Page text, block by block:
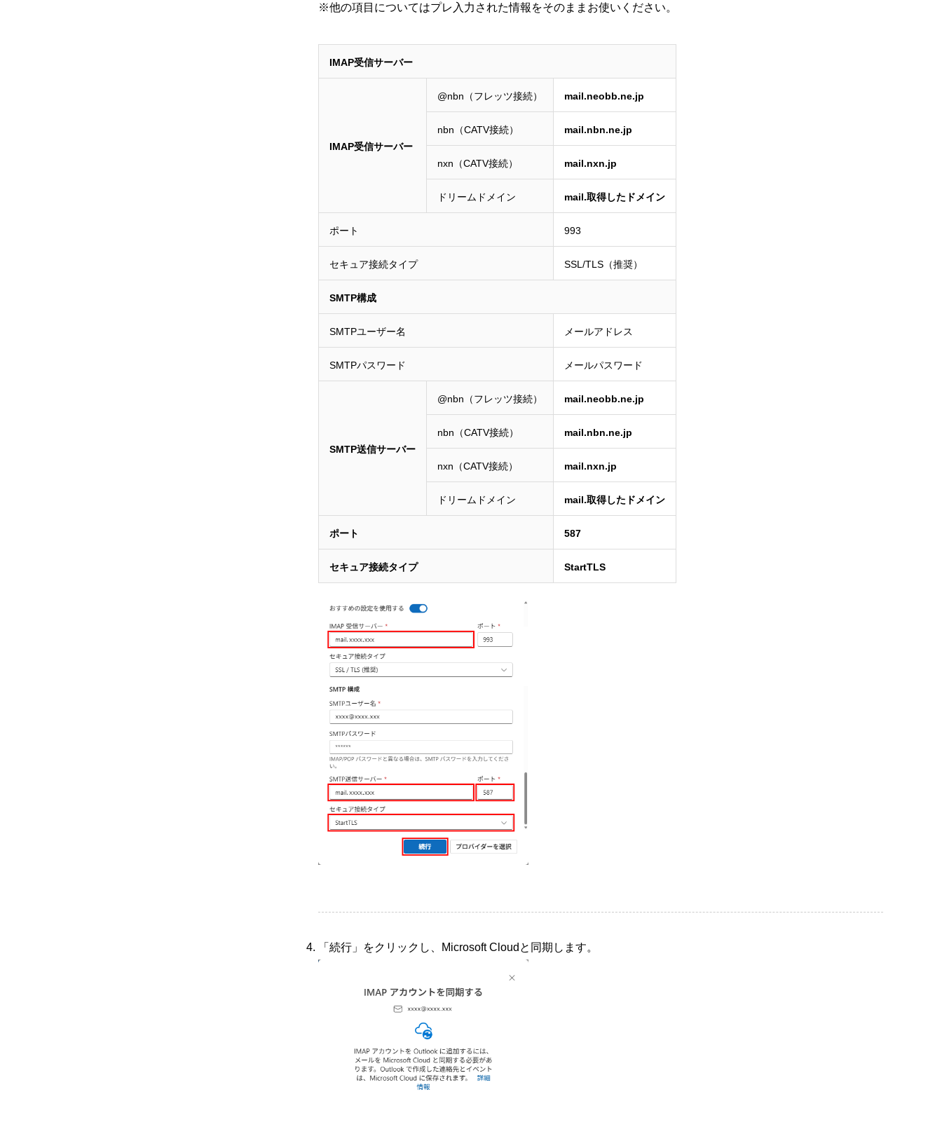
※他の項目についてはプレ入力された情報をそのままお使いください。
IMAP受信サーバー
IMAP受信サーバー
@nbn（フレッツ接続） mail.neobb.ne.jp
nbn（CATV接続） mail.nbn.ne.jp
nxn（CATV接続） mail.nxn.jp
ドリームドメイン mail.取得したドメイン
ポート 993
セキュア接続タイプ SSL/TLS（推奨）
SMTP構成
SMTPユーザー名 メールアドレス
SMTPパスワード メールパスワード
SMTP送信サーバー
@nbn（フレッツ接続） mail.neobb.ne.jp
nbn（CATV接続） mail.nbn.ne.jp
nxn（CATV接続） mail.nxn.jp
ドリームドメイン mail.取得したドメイン
ポート 587
セキュア接続タイプ StartTLS
「続行」をクリックし、Microsoft Cloudと同期します。